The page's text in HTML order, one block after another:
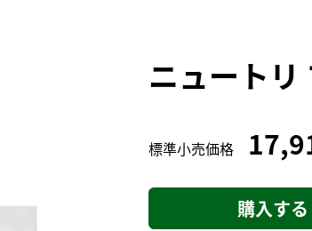
ブランドストーリー
製品名から探す
ニュートリ
標準小売価格
購入する